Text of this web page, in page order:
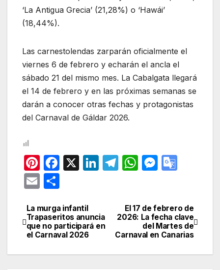
‘La Antigua Grecia’ (21,28%) o ‘Hawái’
(18,44%).
Las carnestolendas zarparán oficialmente el
viernes 6 de febrero y echarán el ancla el
sábado 21 del mismo mes. La Cabalgata llegará
el 14 de febrero y en las próximas semanas se
darán a conocer otras fechas y protagonistas
del Carnaval de Gáldar 2026.
Pi
nt
er
e
st
F
e
b
o
o
X
Li
e
dI
T
gr
a
m
W
s
A
p
p
M
s
e
n
g
gl
e
Tr
a
E
ail m
p
ar
tir
Navegación
de
entradas
El 17 de febrero de
2026: La fecha clave
del Martes de
Carnaval en Canarias
La murga infantil
Trapaseritos anuncia
que no participará en
el Carnaval 2026